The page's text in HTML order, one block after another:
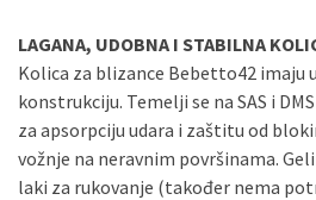
LAGANA, UDOBNA I STABILNA
Kolica za blizance Bebetto42 imaju
konstrukciju. Temelji se na SAS i
za apsorpciju udara i zaštitu od
vožnje na neravnim površinama.
laki za rukovanje (također nema